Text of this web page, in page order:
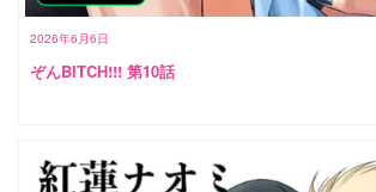
2026年6月6日
ぞんBITCH!!! 第10話